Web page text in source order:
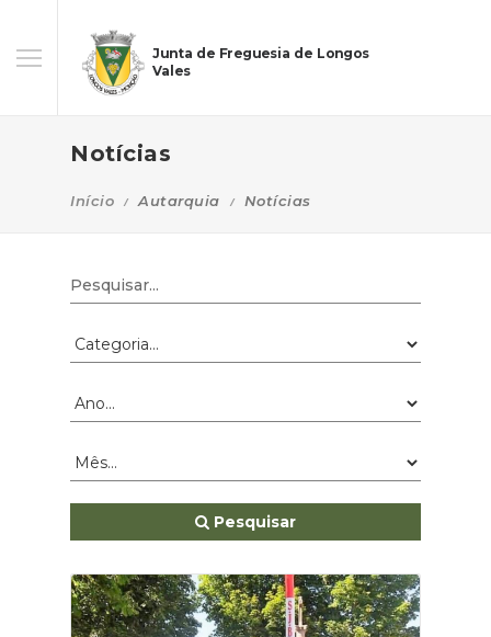
Junta de Freguesia de Longos
Vales
Notícias
Início Autarquia Notícias
Pesquisar